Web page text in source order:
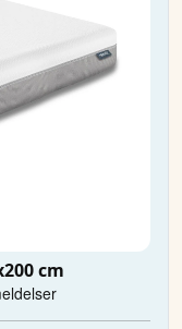
cm